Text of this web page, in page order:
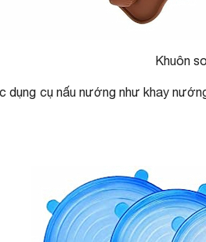
Khuôn
cụ nấu nướng như khay